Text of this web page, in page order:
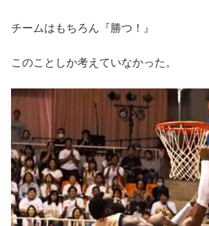
チームはもちろん『勝つ！』
このことしか考えていなかった。